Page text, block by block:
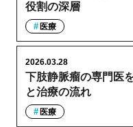
役割の深層
医療
下肢静脈瘤の専門医
と治療の流れ
2026.03.28
医療